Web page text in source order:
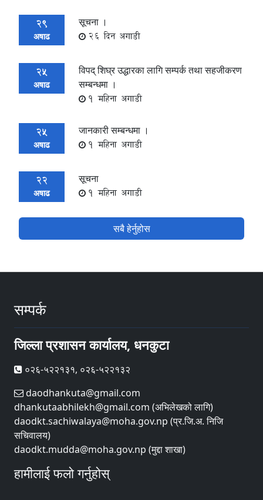
29
अषाढ
सूचना ।
26 दिन अगाडी
25
अषाढ
विपद् शिघ्र उद्धारका लागि सम्पर्क तथा सहजीकरण
सम्बन्धमा ।
1 महिना अगाडी
25
अषाढ
जानकारी सम्बन्धमा ।
1 महिना अगाडी
22
अषाढ
सूचना
1 महिना अगाडी
सबै हेर्नुहोस
सम्पर्क
जिल्ला प्रशासन कार्यालय, धनकुटा
०२६-५२२१३१, ०२६-५२२१३२
daodhankuta@gmail.com
dhankutaabhilekh@gmail.com (अभिलेखको लागि)
daodkt.sachiwalaya@moha.gov.np (प्र.जि.अ. निजि
सचिवालय)
daodkt.mudda@moha.gov.np (मुद्दा शाखा)
हामीलाई फलो गर्नुहोस्